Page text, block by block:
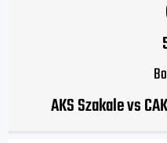
AKS Szakale vs